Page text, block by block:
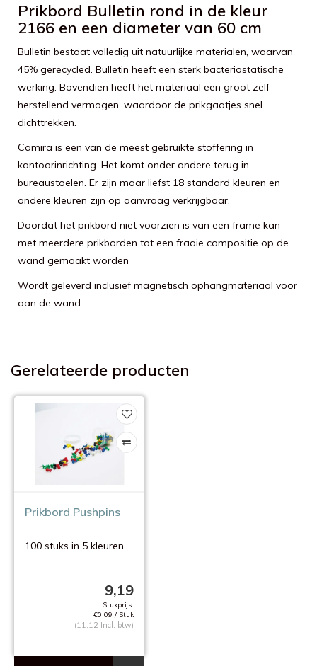
Prikbord Bulletin rond in de kleur
2166 en een diameter van 60 cm
Bulletin bestaat volledig uit natuurlijke materialen, waarvan
45% gerecycled. Bulletin heeft een sterk bacteriostatische
werking. Bovendien heeft het materiaal een groot zelf
herstellend vermogen, waardoor de prikgaatjes snel
dichttrekken.
Camira is een van de meest gebruikte stoffering in
kantoorinrichting. Het komt onder andere terug in
bureaustoelen. Er zijn maar liefst 18 standard kleuren en
andere kleuren zijn op aanvraag verkrijgbaar.
Doordat het prikbord niet voorzien is van een frame kan
met meerdere prikborden tot een fraaie compositie op de
wand gemaakt worden
Wordt geleverd inclusief magnetisch ophangmateriaal voor
aan de wand.
Gerelateerde producten
Prikbord Pushpins
100 stuks in 5 kleuren
9,19
Stukprijs:
€0,09 / Stuk
(11,12 Incl. btw)